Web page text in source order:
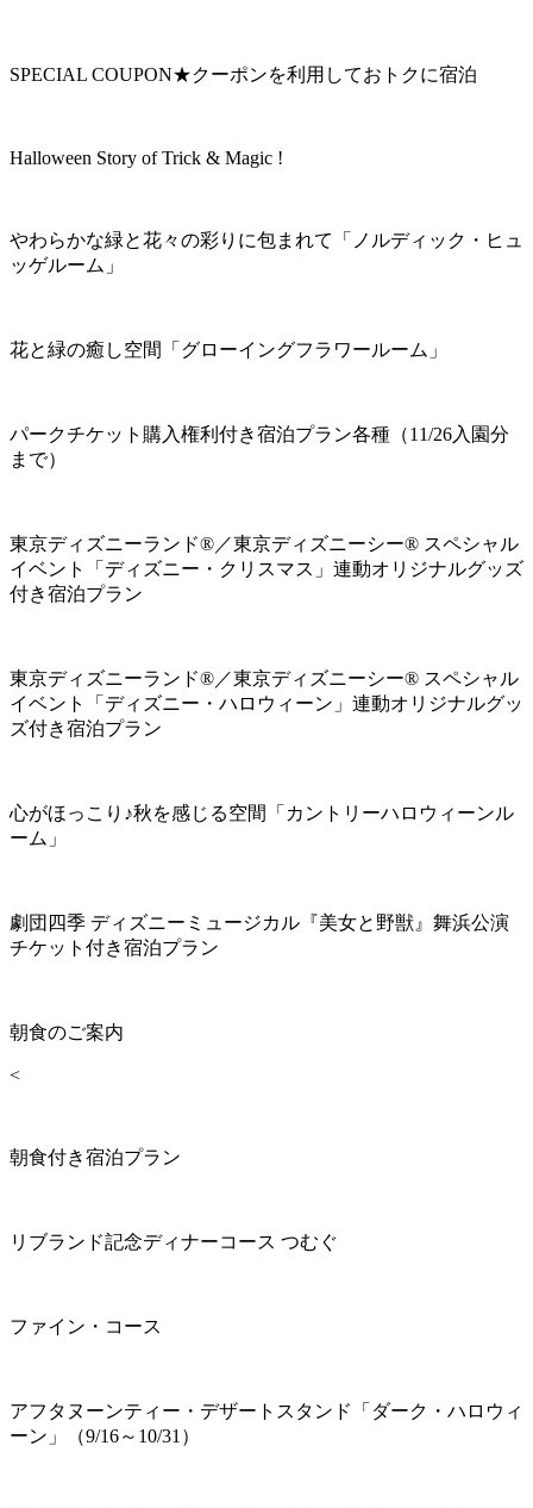
SPECIAL COUPON★クーポンを利用しておトクに宿泊
Halloween Story of Trick & Magic !
やわらかな緑と花々の彩りに包まれて「ノルディック・ヒュ
ッゲルーム」
花と緑の癒し空間「グローイングフラワールーム」
パークチケット購入権利付き宿泊プラン各種（11/26入園分
まで）
東京ディズニーランド®／東京ディズニーシー® スペシャル
イベント「ディズニー・クリスマス」連動オリジナルグッズ
付き宿泊プラン
東京ディズニーランド®／東京ディズニーシー® スペシャル
イベント「ディズニー・ハロウィーン」連動オリジナルグッ
ズ付き宿泊プラン
心がほっこり♪秋を感じる空間「カントリーハロウィーンル
ーム」
劇団四季 ディズニーミュージカル『美女と野獣』舞浜公演
チケット付き宿泊プラン
朝食のご案内
<
朝食付き宿泊プラン
リブランド記念ディナーコース つむぐ
ファイン・コース
アフタヌーンティー・デザートスタンド「ダーク・ハロウィ
ーン」（9/16～10/31）